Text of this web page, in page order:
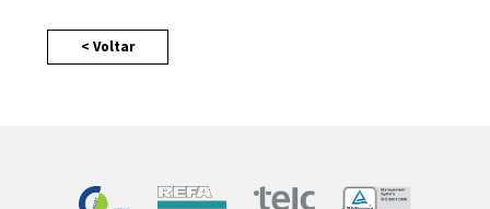
< Voltar